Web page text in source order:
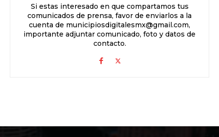
Si estas interesado en que compartamos tus
comunicados de prensa, favor de enviarlos a la
cuenta de municipiosdigitalesmx@gmail.com,
importante adjuntar comunicado, foto y datos de
contacto.